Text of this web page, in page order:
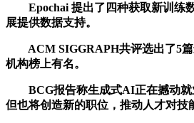
Epochai 提出了四种获取新训练数
展提供数据支持。
ACM SIGGRAPH共评选出了5篇
机构榜上有名。
BCG报告称生成式AI正在撼动就业
但也将创造新的职位，推动人才对技